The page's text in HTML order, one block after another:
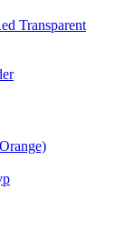
Transparent